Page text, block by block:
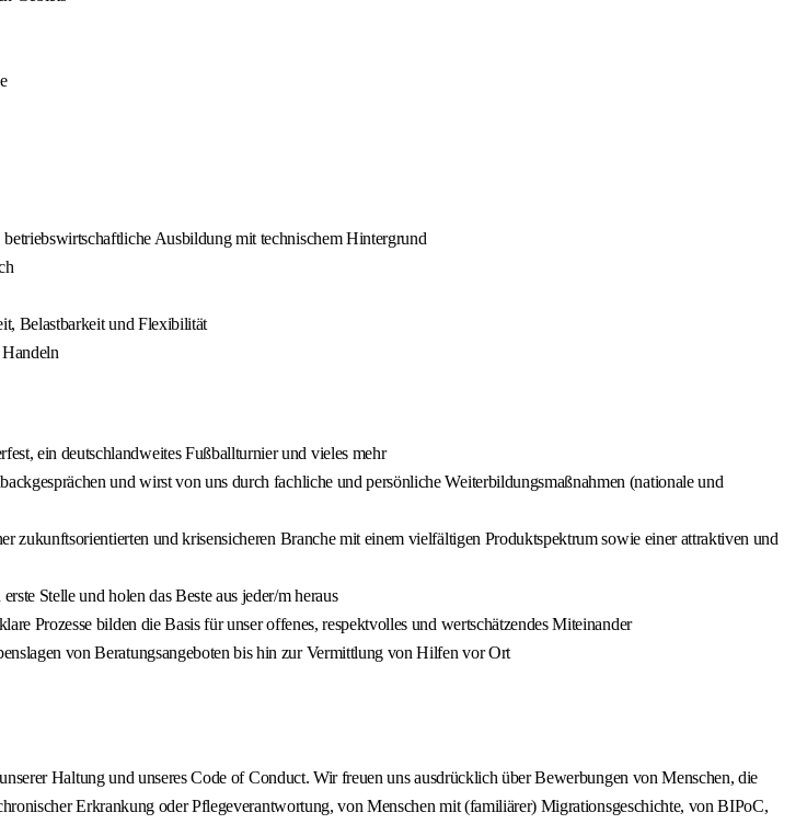
Ausbildung mit technischem Hintergrund
Belastbarkeit und Flexibilität
ein deutschlandweites Fußballturnier und vieles mehr
und wirst von uns durch fachliche und persönliche Weiterbildungsmaßnahmen (nationale und
und krisensicheren Branche mit einem vielfältigen Produktspektrum sowie einer attraktiven und
Stelle und holen das Beste aus jeder/m heraus
Prozesse bilden die Basis für unser offenes, respektvolles und wertschätzendes Miteinander
von Beratungsangeboten bis hin zur Vermittlung von Hilfen vor Ort
Haltung und unseres Code of Conduct. Wir freuen uns ausdrücklich über Bewerbungen von Menschen, die
Erkrankung oder Pflegeverantwortung, von Menschen mit (familiärer) Migrationsgeschichte, von BIPoC,